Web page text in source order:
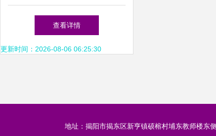
运服务 销售、求购与贸易信
息全解析
查看详情
更新时间：2026-08-06 06:25:30
地址：揭阳市揭东区新亨镇硕榕村埔东教师楼东侧